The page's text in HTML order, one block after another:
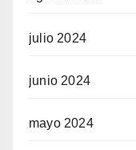
julio 2024
junio 2024
mayo 2024